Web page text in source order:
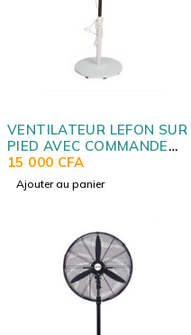
VENTILATEUR LEFON SUR
PIED AVEC COMMANDE
FS1645
15 000 CFA
Ajouter au panier